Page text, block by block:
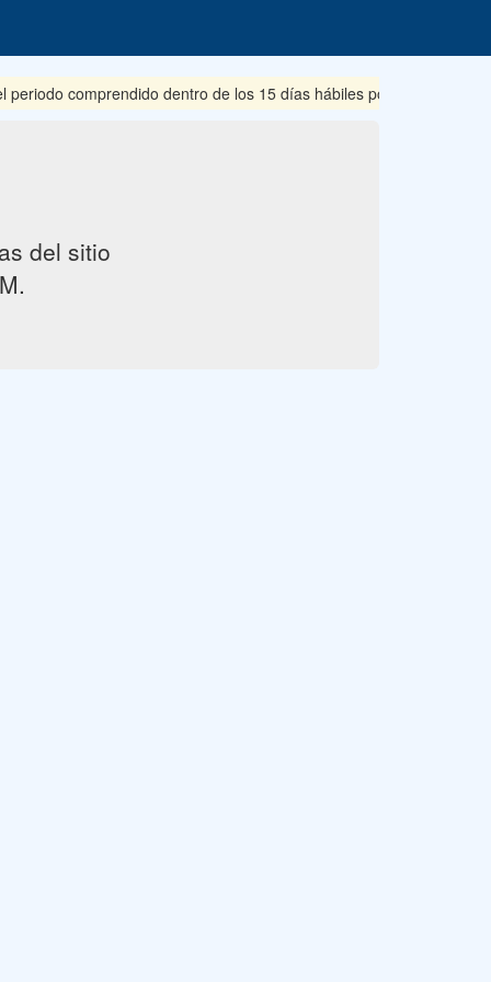
comprendido dentro de los 15 días hábiles posteriores a su
del sitio